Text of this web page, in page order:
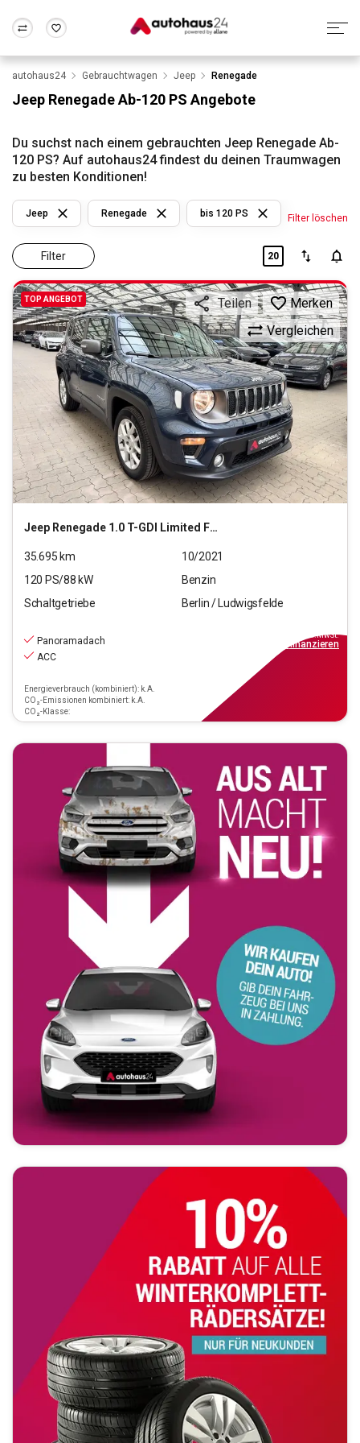
Wir bewerten dein Auto
Alle Fragen & Antworten
Rund um die Inzahlungnahme
Frankfurt Wuppertal
autohaus24 Gebrauchtwagen Jeep Renegade
Jeep Renegade Ab-120 PS Angebote
Du suchst nach einem gebrauchten Jeep Renegade Ab-
120 PS? Auf autohaus24 findest du deinen Traumwagen
zu besten Konditionen!
Filter
Jeep Renegade bis 120 PS Filter löschen
20
TOP ANGEBOT
Jeep Renegade 1.0 T-GDI Limited FWD (EURO 6d)
Vergleichen
Teilen Merken
35.695 km
10/2021
120 PS/88 kW
Benzin
Schaltgetriebe
Berlin / Ludwigsfelde
Panoramadach
ACC
Energieverbrauch (kombiniert): k.A.
CO₂-Emissionen kombiniert: k.A.
CO₂-Klasse:
inkl.MwSt.
finanzieren